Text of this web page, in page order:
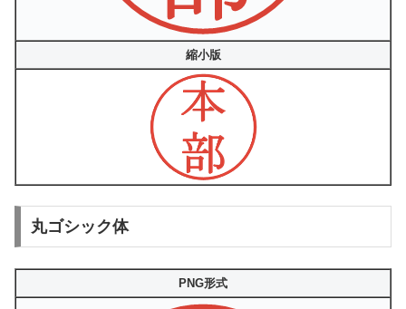
縮小版
丸ゴシック体
PNG形式